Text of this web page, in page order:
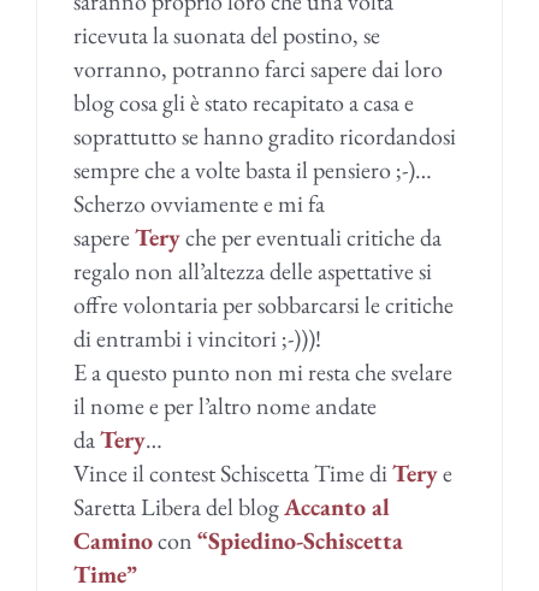
ricevuta la suonata del postino, se
vorranno, potranno farci sapere dai loro
blog cosa gli è stato recapitato a casa e
soprattutto se hanno gradito ricordandosi
sempre che a volte basta il pensiero ;-)…
Scherzo ovviamente e mi fa
sapereTeryche per eventuali critiche da
regalo non all’altezza delle aspettative si
offre volontaria per sobbarcarsi le critiche
di entrambi i vincitori ;-)))!
E a questo punto non mi resta che svelare
il nome e per l’altro nome andate
daTery…
Vince il contest Schiscetta Time diTerye
Saretta Libera del blogAccanto al
Caminocon“Spiedino-Schiscetta
Time”